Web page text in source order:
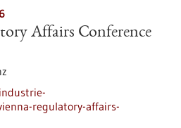
Affairs Conference
regulatory-affairs-